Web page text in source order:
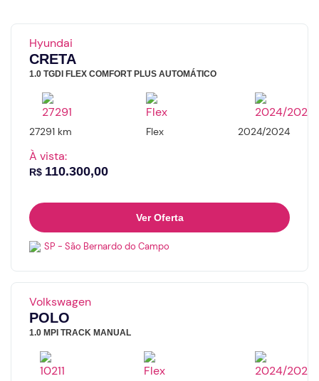
×
Nome
E-mail
Telefone
Valor da entrada
Número de meses
×
Dia
E-mail
Número do whatsapp
Hyundai
CRETA
1.0 TGDI FLEX COMFORT PLUS AUTOMÁTICO
27291 km Flex 2024/2024
À vista:
R$ 110.300,00
Ver Oferta
SP - São Bernardo do Campo
Volkswagen
POLO
1.0 MPI TRACK MANUAL